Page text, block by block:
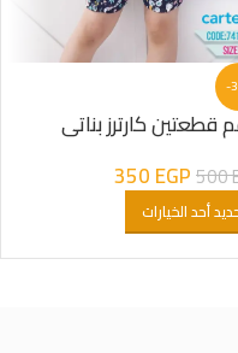
-
قطعتين كارترز بناتى
500
350EGP
أحد الخيارات